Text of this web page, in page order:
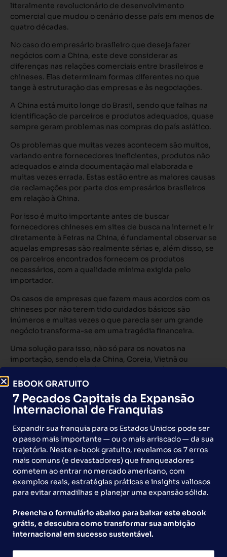
literalmente revolucionário de desenvolvimento
comercial que mudou o cenário desse país em menos de
quatro décadas.
No caso do empresário brasileiro que deseja fazer
negócios com a China, este deve considerar as
diferenças nas relações comerciais entre brasileiros e
chineses. Elas determinam formas diferentes no que
tange à estruturação das empresas e às negociações.
A China está muito longe do Brasil, sendo que falhas na
identificação de parceiros e produtos adequados, quase
sempre geram problemas nas compras do país asiático.
Os problemas que muitas vezes acontecem são muitos,
variando entre fornecedores ineficientes, produtos não
adequados e ainda documentação mal elaborada e
muitas vezes errada. Estas estão entre as maiores causas
de reclamações por parte dos empresários brasileiros
em relação à China.
Por isso é muito importante antes de buscar
fornecedores chineses em sites de busca na internet e ir
diretamente à Feiras na China, é fundamental observar se
aquelas empresas são realmente sérias e, além disso, se
os parceiros encontrados fornecem os produtos
necessários, com a qualidade mínima exigida pelo
importador.
Os casos de empresas que fazem maus acordos com os
chineses por não terem tido cuidados básicos são
inúmeros e muitas vezes o que parecia ser um grande
negócio transforma-se em uma tragédia financeira.
Uma solução para isso, não só para os novatos na
importação, sendo ela da China, Coreia, Vietnã ou
qualquer outro país asiático muitas vezes é a triangulação
via Estados Unidos. Neste caso uma companhia Trading
locada nos Estados Unidos funciona como intermediária
na negociação.
seu processo transcorra com tranquilidade e sem
chances de fracasso, pois estas empresas têm grande
experiência (normalmente com mais de 20 anos atuando
no mercado asiático), gente especializada e eficiente que
não só verifica a idoneidade do exportador, faz a inspeção
da mercadoria antes do estufamento do container na
origem e o que é o principal, é a responsável por toda
Neste caso o importador brasileiro importa da Trading
americana e não da China mas a mercadoria, já
EBOOK GRATUITO
7 Pecados Capitais da Expansão
Internacional de Franquias
Expandir sua franquia para os Estados Unidos pode ser
o passo mais importante — ou o mais arriscado — da sua
trajetória. Neste e-book gratuito, revelamos os 7 erros
mais comuns (e devastadores) que franqueadores
cometem ao entrar no mercado americano, com
exemplos reais, estratégias práticas e insights valiosos
para evitar armadilhas e planejar uma expansão sólida.
Preencha o formulário abaixo para baixar este ebook
grátis, e descubra como transformar sua ambição
internacional em sucesso sustentável.